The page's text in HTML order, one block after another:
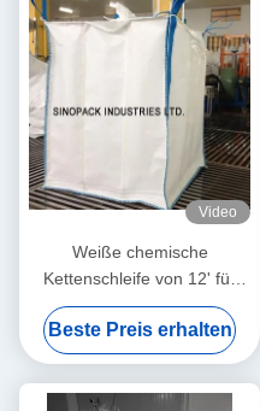
Video
Weiße chemische
Kettenschleife von 12' für
industrielle Anwendungen
Beste Preis erhalten